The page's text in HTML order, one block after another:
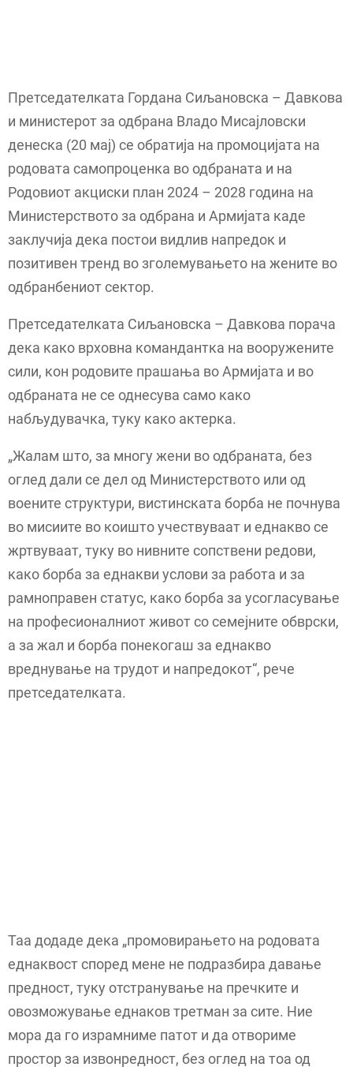
Претседателката Гордана Сиљановска – Давкова
и министерот за одбрана Владо Мисајловски
денеска (20 мај) се обратија на промоцијата на
родовата самопроценка во одбраната и на
Родовиот акциски план 2024 – 2028 година на
Министерството за одбрана и Армијата каде
заклучија дека постои видлив напредок и
позитивен тренд во зголемувањето на жените во
одбранбениот сектор.
Претседателката Сиљановска – Давкова порача
дека како врховна командантка на вооружените
сили, кон родовите прашања во Армијата и во
одбраната не се однесува само како
набљудувачка, туку како актерка.
„Жалам што, за многу жени во одбраната, без
оглед дали се дел од Министерството или од
воените структури, вистинската борба не почнува
во мисиите во коишто учествуваат и еднакво се
жртвуваат, туку во нивните сопствени редови,
како борба за еднакви услови за работа и за
рамноправен статус, како борба за усогласување
на професионалниот живот со семејните обврски,
а за жал и борба понекогаш за еднакво
вреднување на трудот и напредокот“, рече
претседателката.
Таа додаде дека „промовирањето на родовата
еднаквост според мене не подразбира давање
предност, туку отстранување на пречките и
овозможување еднаков третман за сите. Ние
мора да го израмниме патот и да отвориме
простор за извонредност, без оглед на тоа од